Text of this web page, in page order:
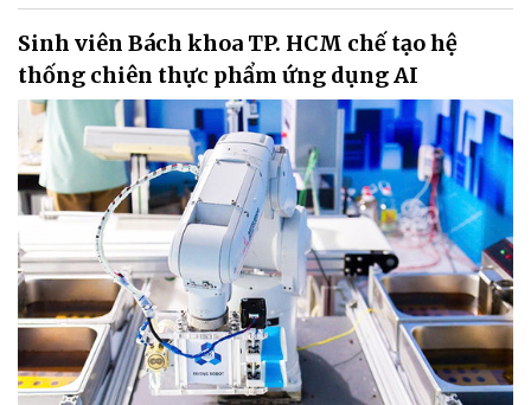
Sinh viên Bách khoa TP. HCM chế tạo hệ
thống chiên thực phẩm ứng dụng AI